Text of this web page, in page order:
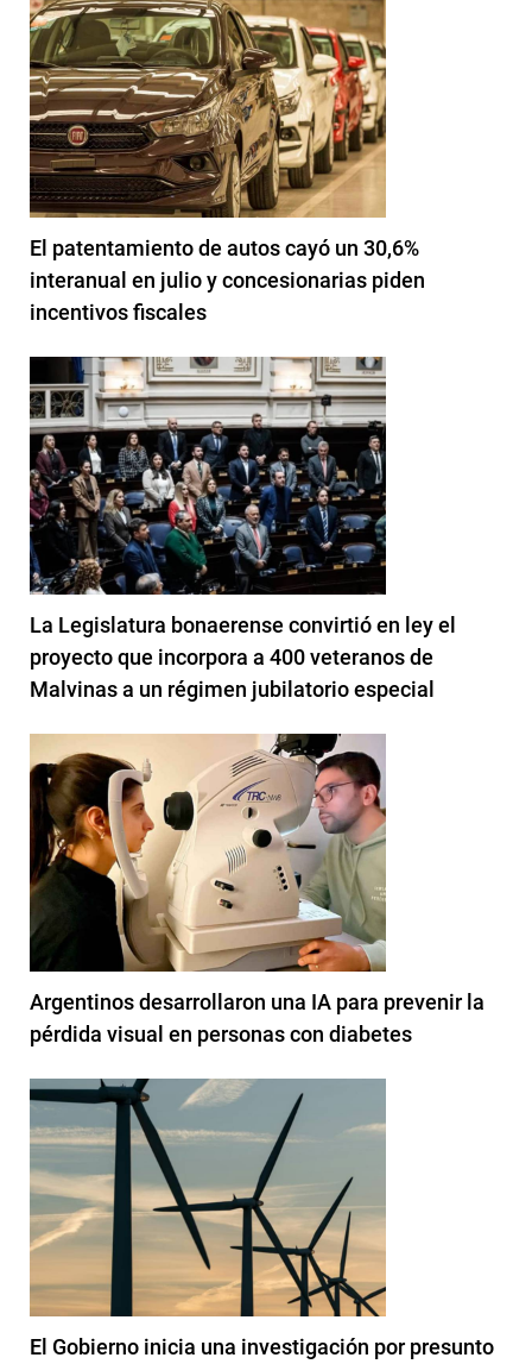
El patentamiento de autos cayó un 30,6%
interanual en julio y concesionarias piden
incentivos fiscales
La Legislatura bonaerense convirtió en ley el
proyecto que incorpora a 400 veteranos de
Malvinas a un régimen jubilatorio especial
Argentinos desarrollaron una IA para prevenir la
pérdida visual en personas con diabetes
El Gobierno inicia una investigación por presunto